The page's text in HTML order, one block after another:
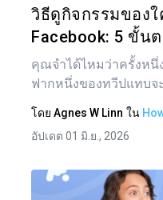
วิธีดูกิจกรรมของ
Facebook: 5 ขั้น
คุณจำได้ไหมว่าครั้งหนึ่
ฟากหนึ่งของทวีปแทบจ
โดย Agnes W Linn ใน
อัปเดต 01 มิ.ย., 2026